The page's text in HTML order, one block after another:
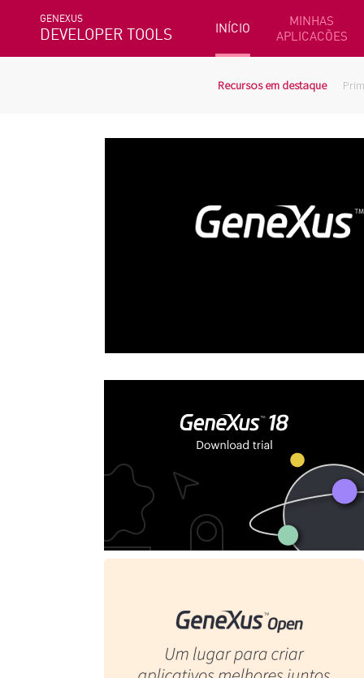
GENEXUS
DEVELOPER TOOLS INÍCIO
MINHAS
APLICACÕES
Recursos em destaque